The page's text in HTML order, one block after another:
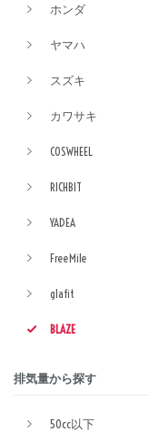
ホンダ
ヤマハ
スズキ
カワサキ
COSWHEEL
RICHBIT
YADEA
FreeMile
glafit
BLAZE
排気量から探す
50cc以下